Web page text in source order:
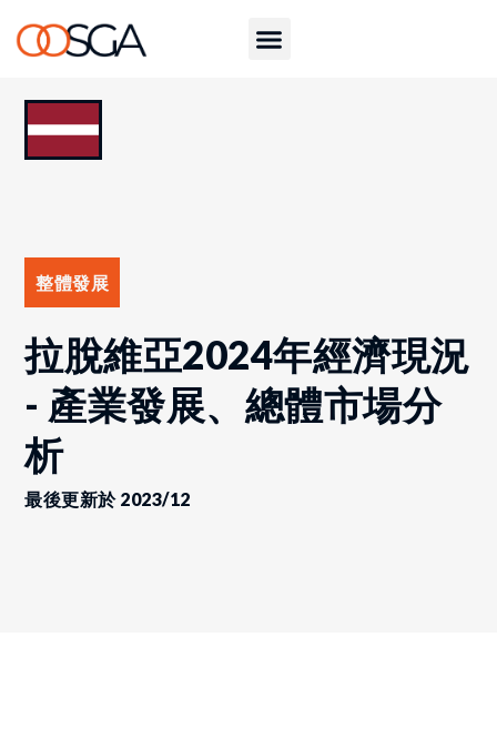
整體發展
拉脫維亞2024年經濟現況
- 產業發展、總體市場分
析
最後更新於 2023/12